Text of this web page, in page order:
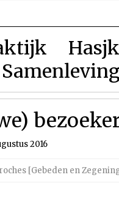
2016
[Gebeden en